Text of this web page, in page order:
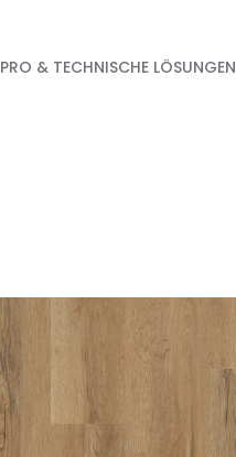
PRO & TECHNISCHE LÖSUNGEN